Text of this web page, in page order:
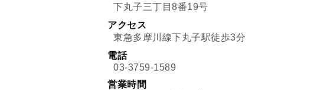
下丸子三丁目8番19号
アクセス
東急多摩川線下丸子駅徒歩3分
電話
03-3759-1589
営業時間